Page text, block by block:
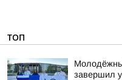
ТОП
завершил